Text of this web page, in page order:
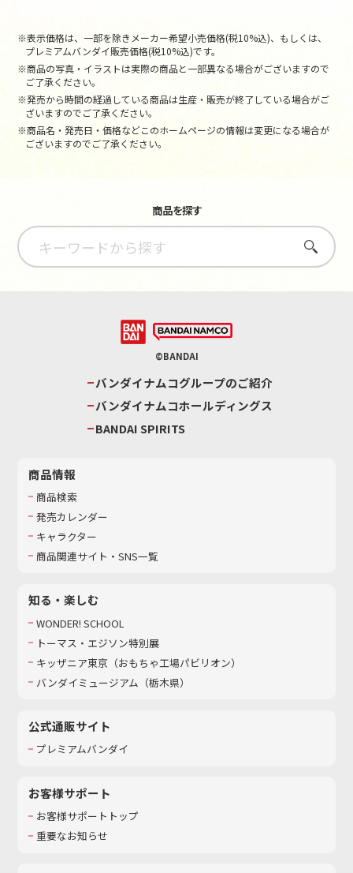
※表示価格は、一部を除きメーカー希望小売価格(税10%込)、もしくは、
プレミアムバンダイ販売価格(税10%込)です。
※商品の写真・イラストは実際の商品と一部異なる場合がございますので
ご了承ください。
※発売から時間の経過している商品は生産・販売が終了している場合がご
ざいますのでご了承ください。
※商品名・発売日・価格などこのホームページの情報は変更になる場合が
ございますのでご了承ください。
商品を探す
さがす
©BANDAI
バンダイナムコグループのご紹介
バンダイナムコホールディングス
BANDAI SPIRITS
商品情報
商品検索
発売カレンダー
キャラクター
商品関連サイト・SNS一覧
知る・楽しむ
WONDER! SCHOOL
トーマス・エジソン特別展
キッザニア東京（おもちゃ工場パビリオン）​
バンダイミュージアム（栃木県）
公式通販サイト
プレミアムバンダイ
お客様サポート
お客様サポートトップ
重要なお知らせ